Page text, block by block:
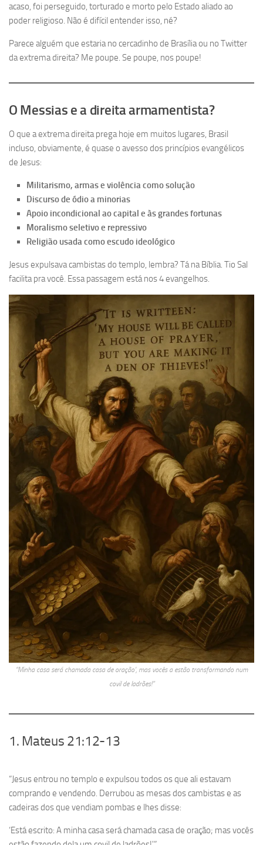
acaso, foi perseguido, torturado e morto pelo Estado aliado ao
poder religioso. Não é difícil entender isso, né?
Parece alguém que estaria no cercadinho de Brasília ou no Twitter
da extrema direita? Me poupe. Se poupe, nos poupe!
O Messias e a direita armamentista?
O que a extrema direita prega hoje em muitos lugares, Brasil
incluso, obviamente, é quase o avesso dos princípios evangélicos
de Jesus:
Militarismo, armas e violência como solução
Discurso de ódio a minorias
Apoio incondicional ao capital e às grandes fortunas
Moralismo seletivo e repressivo
Religião usada como escudo ideológico
Jesus expulsava cambistas do templo, lembra? Tá na Bíblia. Tio Sal
facilita pra você. Essa passagem está nos 4 evangelhos.
“Minha casa será chamada casa de oração’, mas vocês a estão transformando num
covil de ladrões!”
1. Mateus 21:12-13
“Jesus entrou no templo e expulsou todos os que ali estavam
comprando e vendendo. Derrubou as mesas dos cambistas e as
cadeiras dos que vendiam pombas e lhes disse:
‘Está escrito: A minha casa será chamada casa de oração; mas vocês